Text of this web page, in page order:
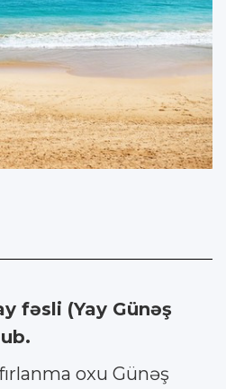
fəsli (Yay Günəş
oxu Günəş